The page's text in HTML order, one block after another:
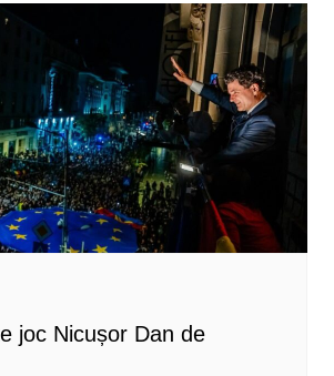
joc Nicușor Dan de